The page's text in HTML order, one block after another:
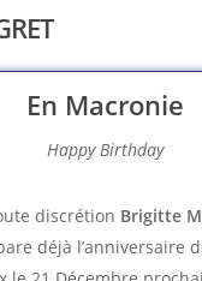
En Macronie
Happy Birthday
discrétion Brigitte
déjà l’anniversaire